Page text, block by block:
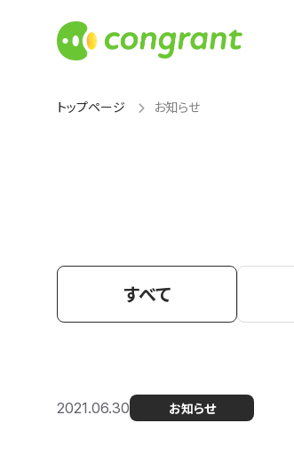
トップページ お知らせ
すべて
2021.06.30 お知らせ